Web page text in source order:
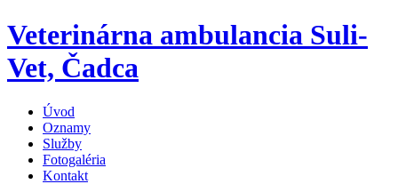
Veterinárna ambulancia Suli-
Vet, Čadca
Úvod
Oznamy
Služby
Fotogaléria
Kontakt